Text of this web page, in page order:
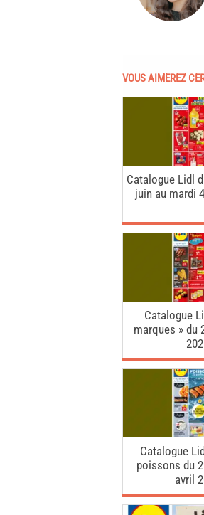
VOUS AIMEREZ
Catalogue Lidl
juin au mardi
Catalogue
marques » du
Catalogue
poissons du
avril